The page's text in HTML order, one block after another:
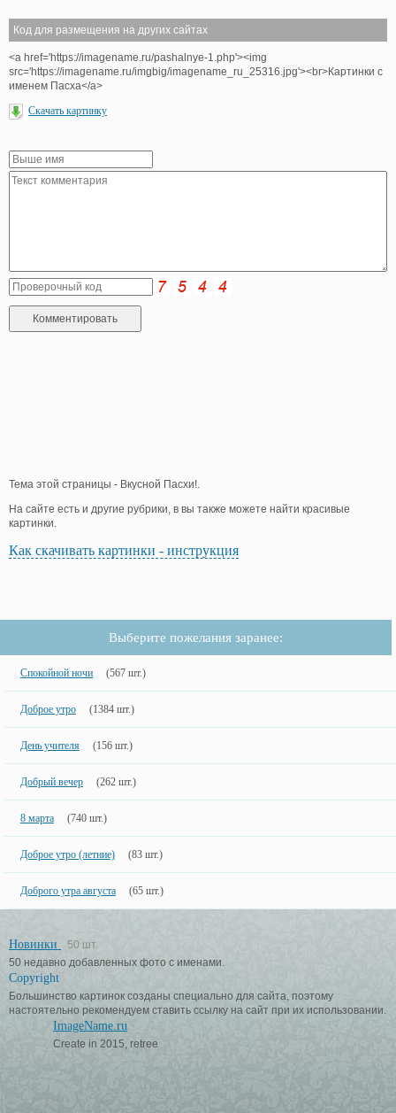
Код для размещения на других сайтах
<a href='https://imagename.ru/pashalnye-1.php'><img
src='https://imagename.ru/imgbig/imagename_ru_25316.jpg'><br>Картинки с
именем Пасха</a>
Скачать картинку
Тема этой страницы - Вкусной Пасхи!.
На сайте есть и другие рубрики, в вы также можете найти красивые
картинки.
Как скачивать картинки - инструкция
Выберите пожелания заранее:
Спокойной ночи (567 шт.)
Доброе утро (1384 шт.)
День учителя (156 шт.)
Добрый вечер (262 шт.)
8 марта (740 шт.)
Доброе утро (летние) (83 шт.)
Доброго утра августа (65 шт.)
Новинки
50 шт.
50 недавно добавленных фото с именами.
Copyright
Большинство картинок созданы специально для сайта, поэтому
настоятельно рекомендуем ставить ссылку на сайт при их использовании.
ImageName.ru
Create in 2015, retree